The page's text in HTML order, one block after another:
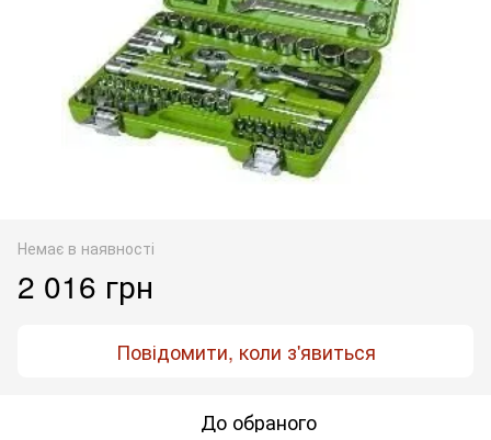
Немає в наявності
2 016 грн
Повідомити, коли з'явиться
До обраного